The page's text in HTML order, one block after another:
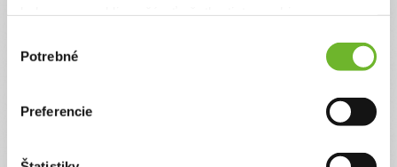
súhlasu
Potrebné
Preferencie
Silvia bojuje so zákernou